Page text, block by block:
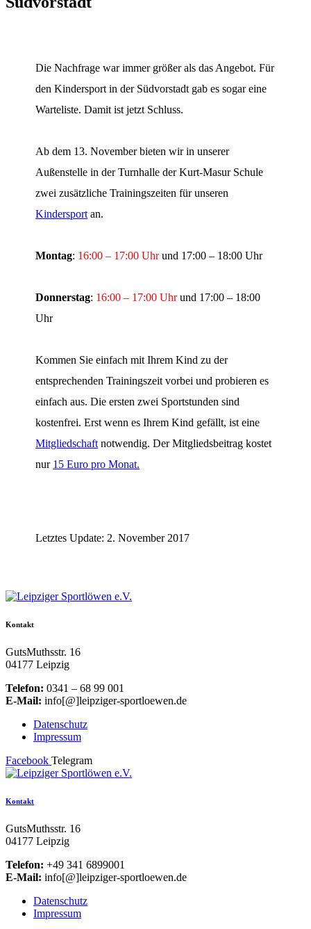
Die Nachfrage war immer größer als das Angebot. Für
den Kindersport in der Südvorstadt gab es sogar eine
Warteliste. Damit ist jetzt Schluss.
Ab dem 13. November bieten wir in unserer
Außenstelle in der Turnhalle der Kurt-Masur Schule
zwei zusätzliche Trainingszeiten für unseren
Kindersport an.
Montag: 16:00 – 17:00 Uhrund 17:00 – 18:00 Uhr
Donnerstag: 16:00 – 17:00 Uhrund 17:00 – 18:00
Uhr
Kommen Sie einfach mit Ihrem Kind zu der
entsprechenden Trainingszeit vorbei und probieren es
einfach aus. Die ersten zwei Sportstunden sind
kostenfrei. Erst wenn es Ihrem Kind gefällt, ist eine
Mitgliedschaft notwendig. Der Mitgliedsbeitrag kostet
nur 15 Euro pro Monat.
Letztes Update: 2. November 2017
Kontakt
GutsMuthsstr. 16
04177 Leipzig
Telefon: 0341 – 68 99 001
E-Mail: info[@]leipziger-sportloewen.de
Datenschutz
Impressum
Facebook Telegram
Kontakt
GutsMuthsstr. 16
04177 Leipzig
Telefon: +49 341 6899001
E-Mail: info[@]leipziger-sportloewen.de
Datenschutz
Impressum